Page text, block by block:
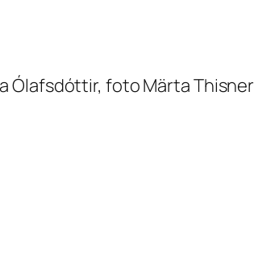
Ólafsdóttir, foto Märta Thisner